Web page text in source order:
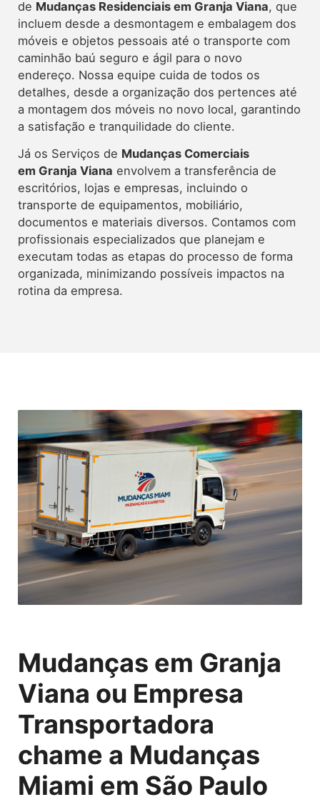
de Mudanças Residenciais em Granja Viana, que
incluem desde a desmontagem e embalagem dos
móveis e objetos pessoais até o transporte com
caminhão baú seguro e ágil para o novo
endereço. Nossa equipe cuida de todos os
detalhes, desde a organização dos pertences até
a montagem dos móveis no novo local, garantindo
a satisfação e tranquilidade do cliente.
Já os Serviços de Mudanças Comerciais
em Granja Viana envolvem a transferência de
escritórios, lojas e empresas, incluindo o
transporte de equipamentos, mobiliário,
documentos e materiais diversos. Contamos com
profissionais especializados que planejam e
executam todas as etapas do processo de forma
organizada, minimizando possíveis impactos na
rotina da empresa.
Mudanças em Granja
Viana ou Empresa
Transportadora
chame a Mudanças
Miami em São Paulo